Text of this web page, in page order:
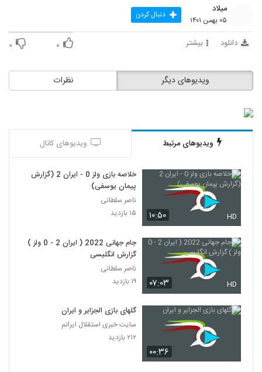
میلاد
۰۵ بهمن ۱۴۰۱ دنبال کردن
دانلود بیشتر ۰ ۰
نظرات ویدیوهای دیگر
ویدیوهای مرتبط ویدیوهای کانال
۱۰:۵۰ HD
خلاصه بازی ولز 0 - ایران 2 (گزارش
پیمان یوسفی)
ناصر سلطانی
۱۵ بازدید
۰۷:۰۳ HD
جام جهانی 2022 ( ایران 2 - 0 ولز )
گزارش انگلیسی
ناصر سلطانی
۱۹ بازدید
۰۰:۳۶
گلهای بازی الجزایر و ایران
سایت خبری استقلال ایرانم
۲۱۲ بازدید